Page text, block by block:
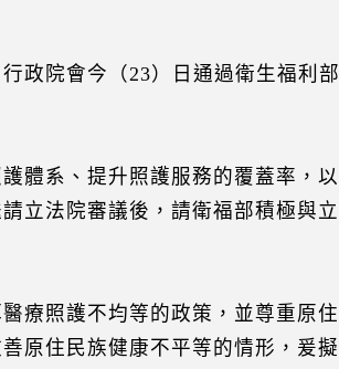
政院會今（23）日通過衛生福利部
體系、提升照護服務的覆蓋率，以
立法院審議後，請衛福部積極與立
療照護不均等的政策，並尊重原住
原住民族健康不平等的情形，爰擬